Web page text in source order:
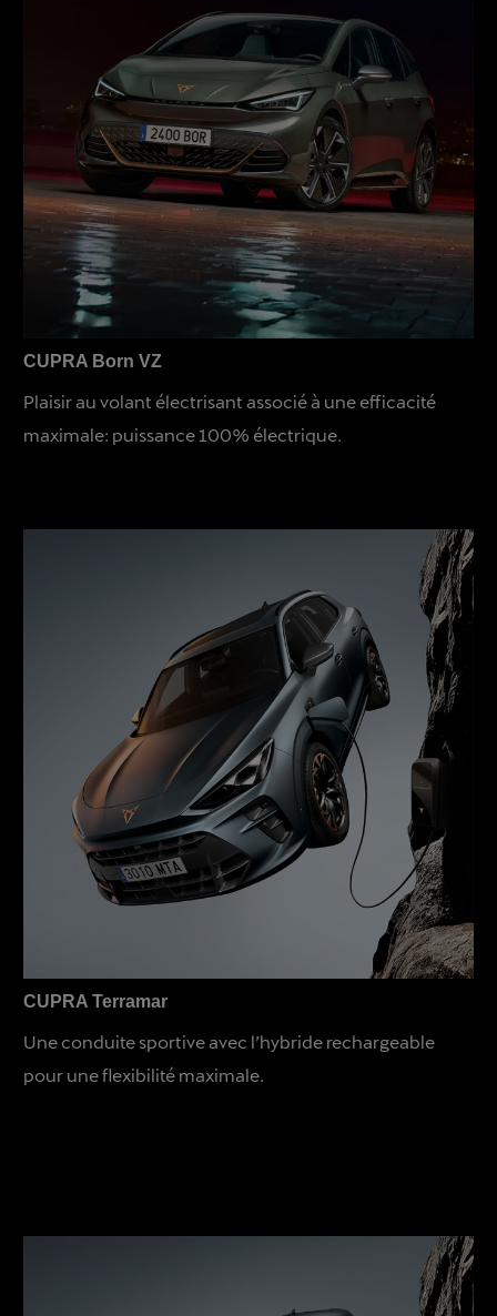
CUPRA Born VZ
Plaisir au volant électrisant associé à une efficacité
maximale: puissance 100% électrique.
CUPRA Terramar
Une conduite sportive avec l’hybride rechargeable
pour une flexibilité maximale.